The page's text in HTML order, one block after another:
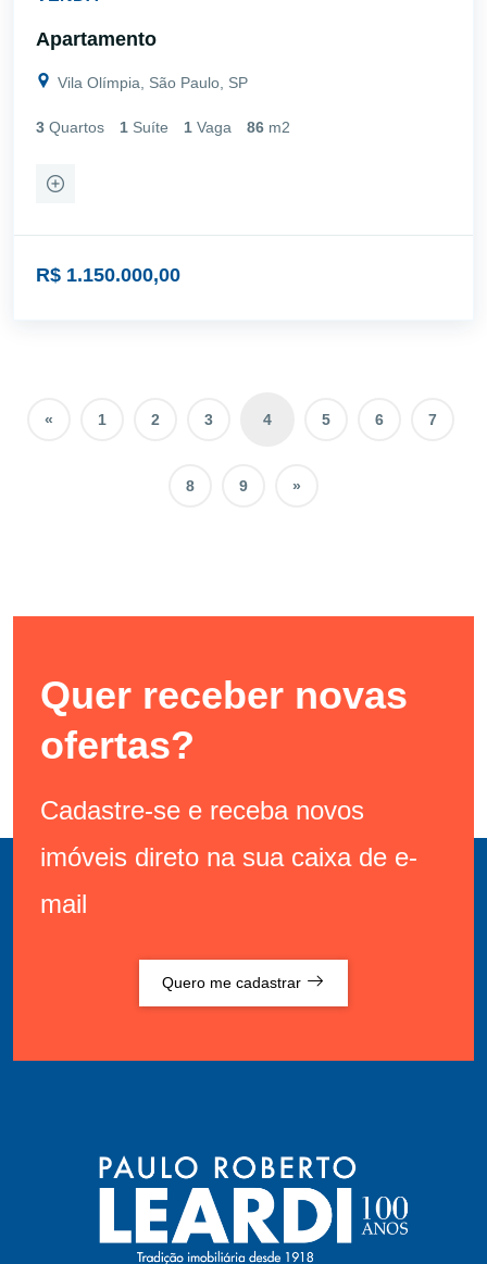
Apartamento
Vila Olímpia, São Paulo, SP
3 Quartos 1 Suíte 1 Vaga 86 m2
R$ 1.150.000,00
« 1 2 3 4 5 6 7
8 9 »
Quer receber novas
ofertas?
Cadastre-se e receba novos
imóveis direto na sua caixa de e-
mail
Quero me cadastrar